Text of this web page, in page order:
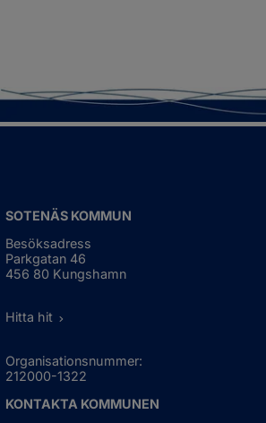
SOTENÄS KOMMUN
Besöksadress
Parkgatan 46
456 80 Kungshamn
Hitta hit
Organisationsnummer:
212000-1322
KONTAKTA KOMMUNEN